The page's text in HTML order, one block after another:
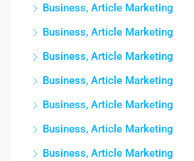
Business, Article Marketing
Business, Article Marketing
Business, Article Marketing
Business, Article Marketing
Business, Article Marketing
Business, Article Marketing
Business, Article Marketing